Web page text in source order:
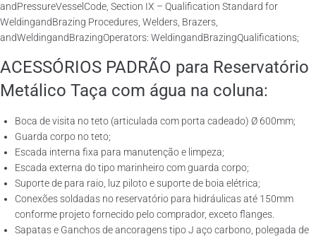
andPressureVesselCode, Section IX – Qualification Standard for
WeldingandBrazing Procedures, Welders, Brazers,
andWeldingandBrazingOperators: WeldingandBrazingQualifications;
ACESSÓRIOS PADRÃO para Reservatório
Metálico Taça com água na coluna:
Boca de visita no teto (articulada com porta cadeado) Ø 600mm;
Guarda corpo no teto;
Escada interna fixa para manutenção e limpeza;
Escada externa do tipo marinheiro com guarda corpo;
Suporte de para raio, luz piloto e suporte de boia elétrica;
Conexões soldadas no reservatório para hidráulicas até 150mm
conforme projeto fornecido pelo comprador, exceto flanges.
Sapatas e Ganchos de ancoragens tipo J aço carbono, polegada de